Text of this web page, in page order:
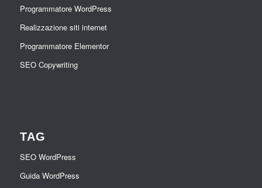
Programmatore WordPress
Realizzazione siti internet
Programmatore Elementor
SEO Copywriting
TAG
SEO WordPress
Guida WordPress